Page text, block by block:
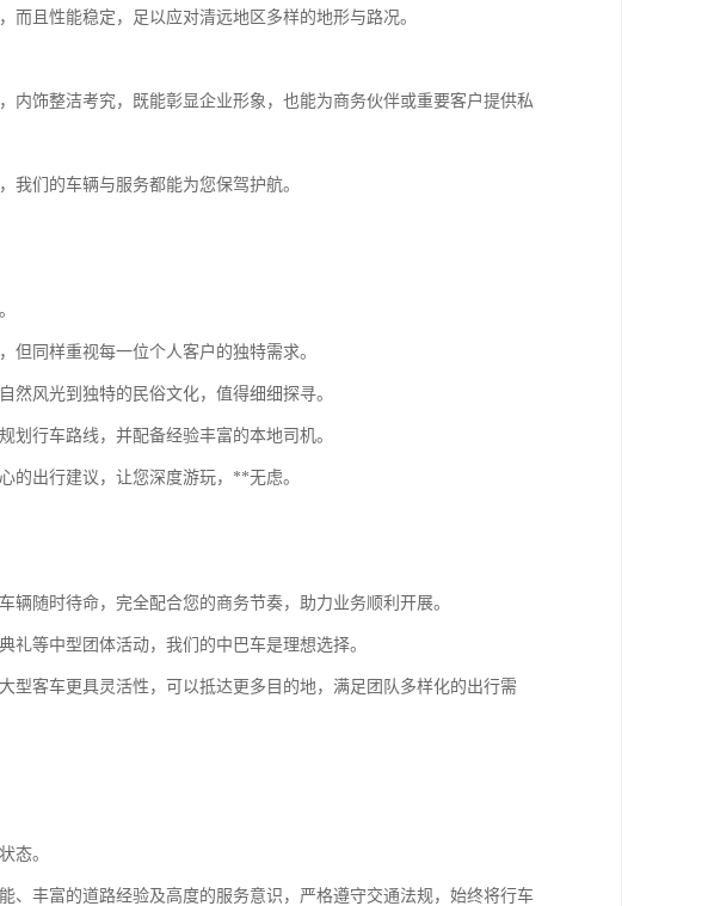
且性能稳定，足以应对清远地区多样的地形与路况。
内饰整洁考究，既能彰显企业形象，也能为商务伙伴或重要客户提供私
我们的车辆与服务都能为您保驾护航。
但同样重视每一位个人客户的独特需求。
风光到独特的民俗文化，值得细细探寻。
行车路线，并配备经验丰富的本地司机。
的出行建议，让您深度游玩，**无虑。
随时待命，完全配合您的商务节奏，助力业务顺利开展。
等中型团体活动，我们的中巴车是理想选择。
型客车更具灵活性，可以抵达更多目的地，满足团队多样化的出行需
态。
、丰富的道路经验及高度的服务意识，严格遵守交通法规，始终将行车